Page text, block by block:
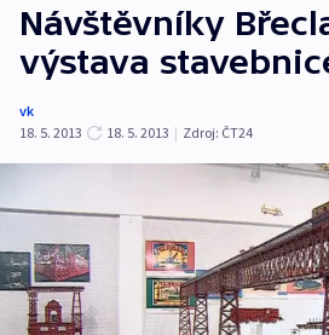
Návštěvníky
výstava
vk
18. 5. 2013
18. 5. 2013 | Zdroj: ČT24